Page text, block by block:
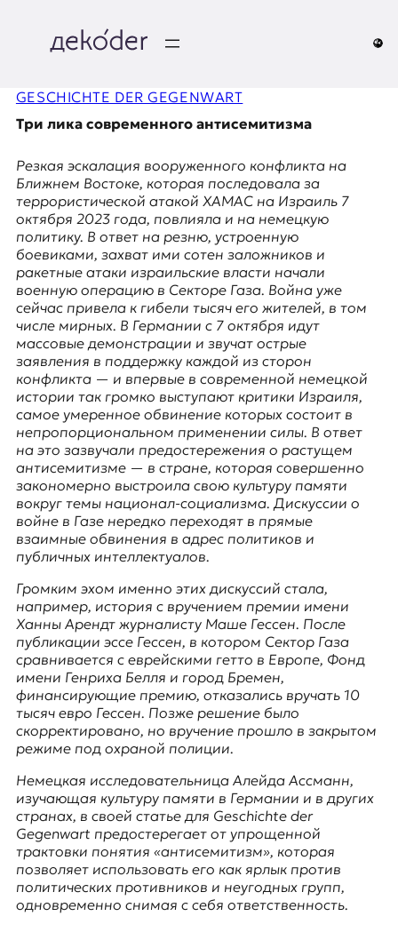
содержимому
e
k
o
d
e
r
|
D
E
K
O
D
E
R
Е
в
р
о
п
е
й
с
а
я
ж
у
р
н
а
л
GESCHICHTE DER GEGENWART
Три лика современного антисемитизма
Резкая эскалация вооруженного конфликта на
Ближнем Востоке, которая последовала за
террористической атакой ХАМАС на Израиль 7
октября 2023 года, повлияла и на немецкую
политику. В ответ на резню, устроенную
боевиками, захват ими сотен заложников и
ракетные атаки израильские власти начали
военную операцию в Секторе Газа. Война уже
сейчас привела к гибели тысяч его жителей, в том
числе мирных. В Германии с 7 октября идут
массовые демонстрации и звучат острые
заявления в поддержку каждой из сторон
конфликта — и впервые в современной немецкой
истории так громко выступают критики Израиля,
самое умеренное обвинение которых состоит в
непропорциональном применении силы. В ответ
на это зазвучали предостережения о растущем
антисемитизме — в стране, которая совершенно
закономерно выстроила свою культуру памяти
вокруг темы национал-социализма. Дискуссии о
войне в Газе нередко переходят в прямые
взаимные обвинения в адрес политиков и
публичных интеллектуалов.
Громким эхом именно этих дискуссий стала,
например, история с вручением премии имени
Ханны Арендтжурналисту Маше Гессен. После
публикации эссе Гессен, в котором Сектор Газа
сравнивается с еврейскими гетто в Европе, Фонд
имени Генриха Белля и город Бремен,
финансирующие премию, отказались вручать 10
тысяч евро Гессен. Позже решение было
скорректировано, но вручение прошло в закрытом
режиме под охраной полиции.
Немецкая исследовательница Алейда Ассманн,
изучающая культуру памяти в Германии и в других
странах, в своей статье для Geschichte der
Gegenwart предостерегает от упрощенной
трактовки понятия «антисемитизм», которая
позволяет использовать его как ярлык против
политических противников и неугодных групп,
одновременно снимая с себя ответственность.